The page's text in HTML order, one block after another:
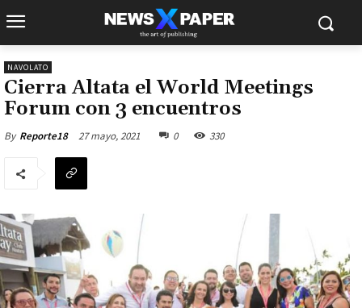
NAVOLATO
Cierra Altata el World Meetings
Forum con 3 encuentros
By Reporte18 27 mayo, 2021 0 330